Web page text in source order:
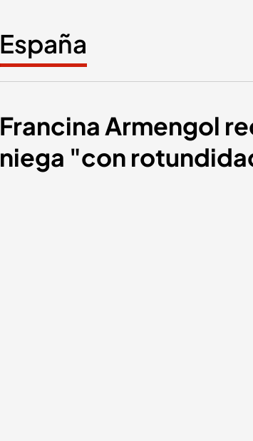
España
Francina Armengol
niega "con